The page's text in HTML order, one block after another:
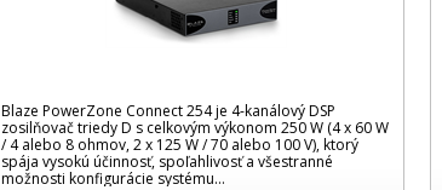
Blaze PowerZone Connect 254 je 4-kanálový DSP
zosilňovač triedy D s celkovým výkonom 250 W (4 x 60 W
/ 4 alebo 8 ohmov, 2 x 125 W / 70 alebo 100 V), ktorý
spája vysokú účinnosť, spoľahlivosť a všestranné
možnosti konfigurácie systému…